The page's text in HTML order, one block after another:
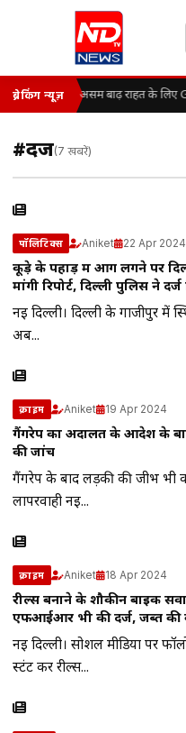
ब्रेकिंग न्यूज़ असम बाढ़ राहत के लिए
#दर्ज(7 खबरें)
पॉलिटिक्स Aniket 22 Apr 2024
कूड़े के पहाड़ में आग लगने पर
मांगी रिपोर्ट, दिल्ली पुलिस ने
नई दिल्ली। दिल्ली के गाजीपुर
अब...
क्राइम Aniket 19 Apr 2024
गैंगरेप का अदालत के आदेश के
की जांच
गैंगरेप के बाद लड़की की जीभ भी
लापरवाही नई...
क्राइम Aniket 18 Apr 2024
रील्स बनाने के शौकीन बाइक
एफआईआर भी की दर्ज, जब्त की
नई दिल्ली। सोशल मीडिया पर
स्टंट कर रील्स...